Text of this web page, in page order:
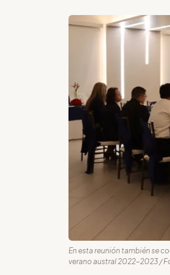
En esta reunión también se
verano austral 2022-2023 /